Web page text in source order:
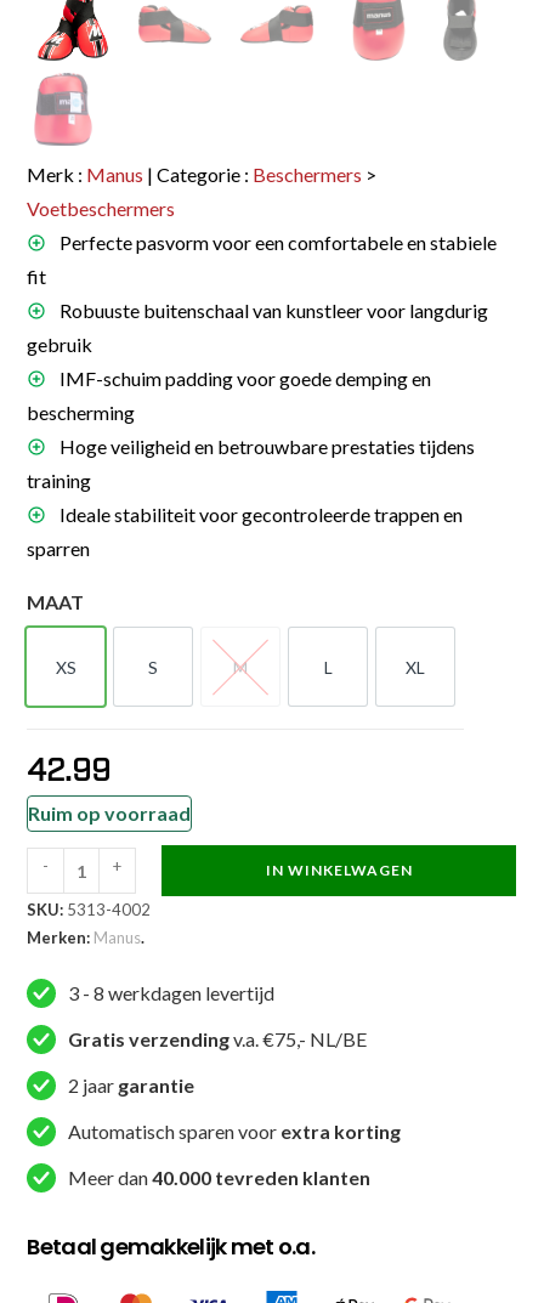
Merk : Manus | Categorie : Beschermers >
Voetbeschermers
Perfecte pasvorm voor een comfortabele en stabiele
fit
Robuuste buitenschaal van kunstleer voor langdurig
gebruik
IMF-schuim padding voor goede demping en
bescherming
Hoge veiligheid en betrouwbare prestaties tijdens
training
Ideale stabiliteit voor gecontroleerde trappen en
sparren
MAAT
XS
XS
S
S
M
M
L
L
XL
XL
42.99
Ruim op voorraad
Voetbeschermer
-
Kicks
-
Rood
aantal
- + IN WINKELWAGEN
SKU: 5313-4002
Merken: Manus.
3 - 8 werkdagen levertijd
Gratis verzendingv.a. €75,- NL/BE
2 jaar garantie
Automatisch sparen voor extra korting
Meer dan40.000 tevreden klanten
Betaal gemakkelijk met o.a.